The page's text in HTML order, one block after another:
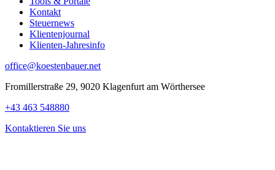
Kontakt
Steuernews
Klientenjournal
Klienten-Jahresinfo
office@koestenbauer.net
Fromillerstraße 29, 9020 Klagenfurt am Wörthersee
+43 463 548880
Kontaktieren Sie uns